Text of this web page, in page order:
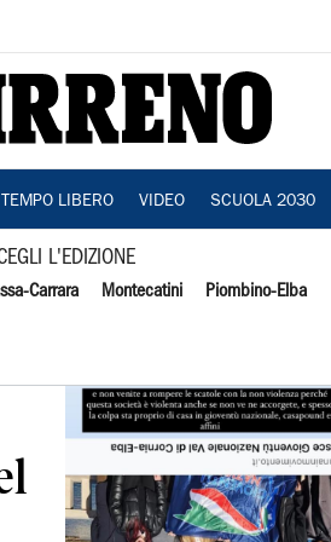
TEMPO LIBERO VIDEO SCUOLA 2030
L'EDIZIONE
Carrara Montecatini Piombino-Elba